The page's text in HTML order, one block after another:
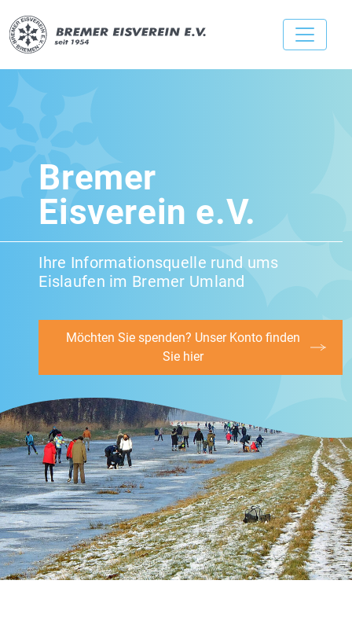
Bremer
Eisverein e.V.
Ihre Informationsquelle rund ums
Eislaufen im Bremer Umland
Möchten Sie spenden? Unser Konto finden
Sie hier